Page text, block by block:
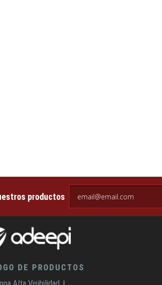
productos
email@email.com
DE PRODUCTOS
Alta Visibilidad